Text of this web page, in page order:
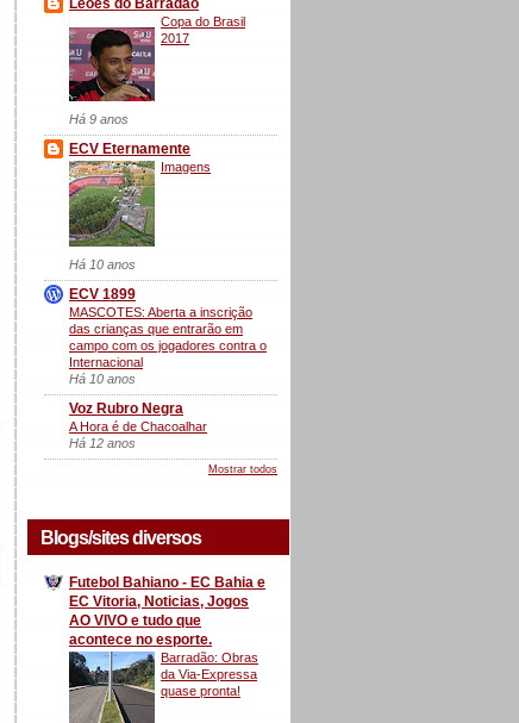
Copa do Brasil
2017
Há 9 anos
ECV Eternamente
Imagens
Há 10 anos
ECV 1899
MASCOTES: Aberta a inscrição
das crianças que entrarão em
campo com os jogadores contra o
Internacional
Há 10 anos
Voz Rubro Negra
A Hora é de Chacoalhar
Há 12 anos
Mostrar todos
Blogs/sites diversos
Futebol Bahiano - EC Bahia e
EC Vitoria, Noticias, Jogos
AO VIVO e tudo que
acontece no esporte.
Barradão: Obras
da Via-Expressa
quase pronta!